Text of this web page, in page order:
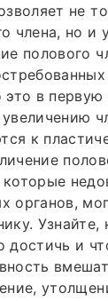
не
члена, но и
полового
в первую
к
органов,
Узнайте,
достичь и